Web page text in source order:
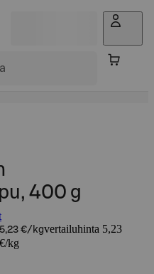
400 g
5,23 €/kgvertailuhinta 5,23
€/kg